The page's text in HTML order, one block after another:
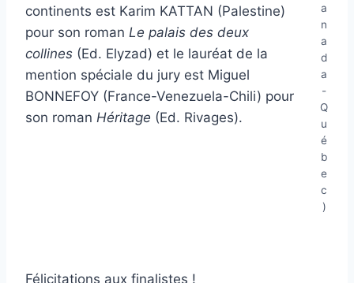
a
n
a
d
a
-
Q
u
é
b
e
c
)
continents est Karim KATTAN (Palestine)
pour son roman Le palais des deux
collines (Ed. Elyzad) et le lauréat de la
mention spéciale du jury est Miguel
BONNEFOY (France-Venezuela-Chili) pour
son roman Héritage (Ed. Rivages).
Félicitations aux finalistes !